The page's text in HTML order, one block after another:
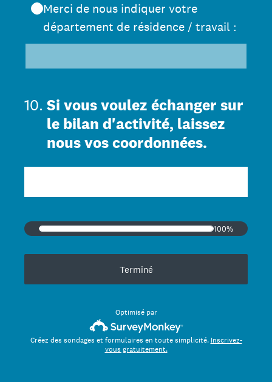
Merci de nous indiquer votre
département de résidence / travail :
10. Si vous voulez échanger sur
le bilan d'activité, laissez
nous vos coordonnées.
100%
Terminé
Optimisé par
Créez des sondages et formulaires en toute simplicité. Inscrivez-
vous gratuitement.